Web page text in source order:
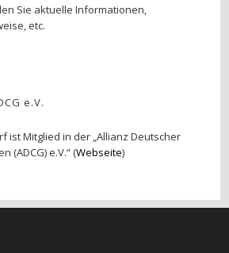
Sie aktuelle Informationen,
etc.
e.V.
ist Mitglied in der „Allianz Deutscher
(ADCG) e.V.“ (Webseite)